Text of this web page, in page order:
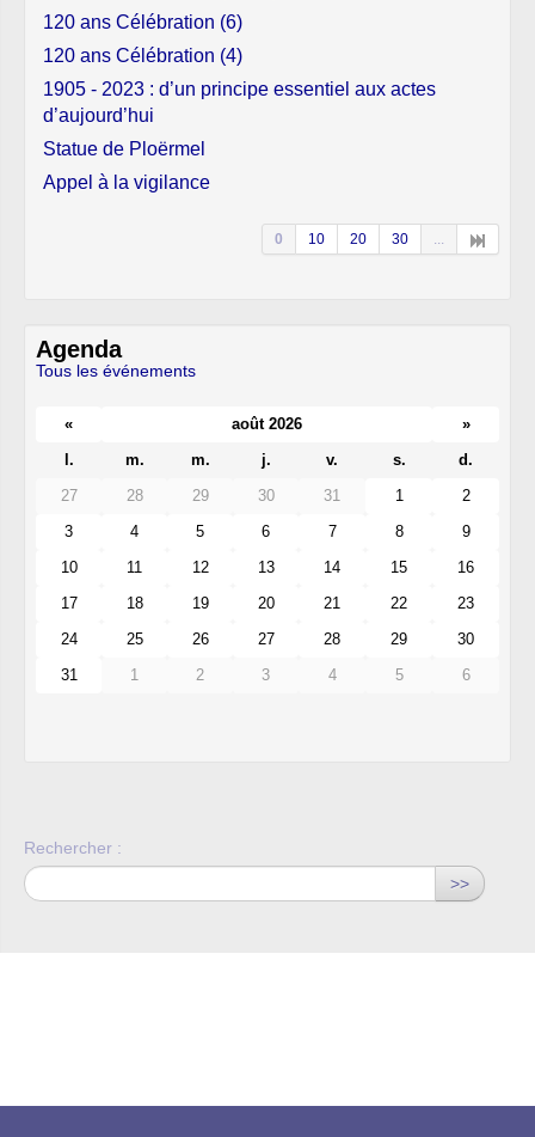
120 ans Célébration (6)
120 ans Célébration (4)
1905 - 2023 : d’un principe essentiel aux actes
d’aujourd’hui
Statue de Ploërmel
Appel à la vigilance
0 10 20 30
Agenda
Tous les événements
« août 2026
»
l.
m. m. j. v. s.
d.
27
28 29 30 31 1
2
3
4 5 6 7 8
9
10
11 12 13 14 15
16
17
18 19 20 21 22
23
24
25 26 27 28 29
30
31
1 2 3 4 5 6
Rechercher :
>>